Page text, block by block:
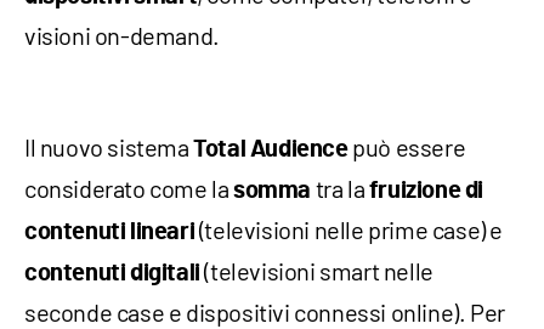
visioni on-demand.
Il nuovo sistemaTotal Audiencepuò essere
considerato come lasomma tra la fruizione di
contenuti lineari (televisioni nelle prime case) e
contenuti digitali (televisioni smart nelle
seconde case e dispositivi connessi online). Per